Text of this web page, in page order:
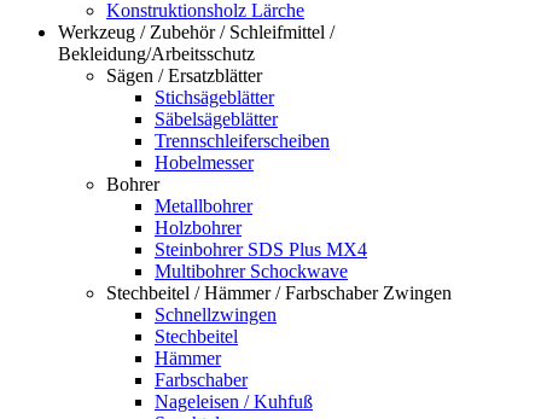
Konstruktionsholz Lärche
Werkzeug / Zubehör / Schleifmittel /
Bekleidung/Arbeitsschutz
Sägen / Ersatzblätter
Stichsägeblätter
Säbelsägeblätter
Trennschleiferscheiben
Hobelmesser
Bohrer
Metallbohrer
Holzbohrer
Steinbohrer SDS Plus MX4
Multibohrer Schockwave
Stechbeitel / Hämmer / Farbschaber Zwingen
Schnellzwingen
Stechbeitel
Hämmer
Farbschaber
Nageleisen / Kuhfuß